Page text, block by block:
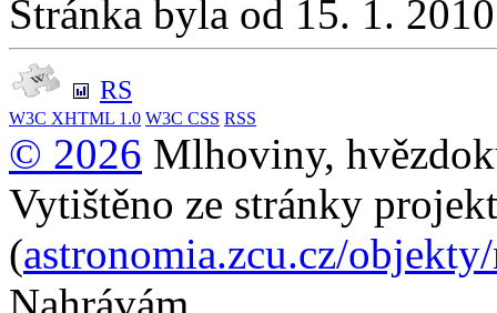
Stránka byla od 15. 1.
RS
W3C XHTML 1.0 W3C CSS RSS
© 2026 Mlhoviny,
Vytištěno ze stránky
(astronomia.zcu.cz/
Nahrávám...